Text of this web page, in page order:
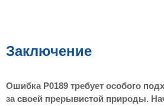
Заключение
Ошибка P0189 требует особого
за своей прерывистой природы.